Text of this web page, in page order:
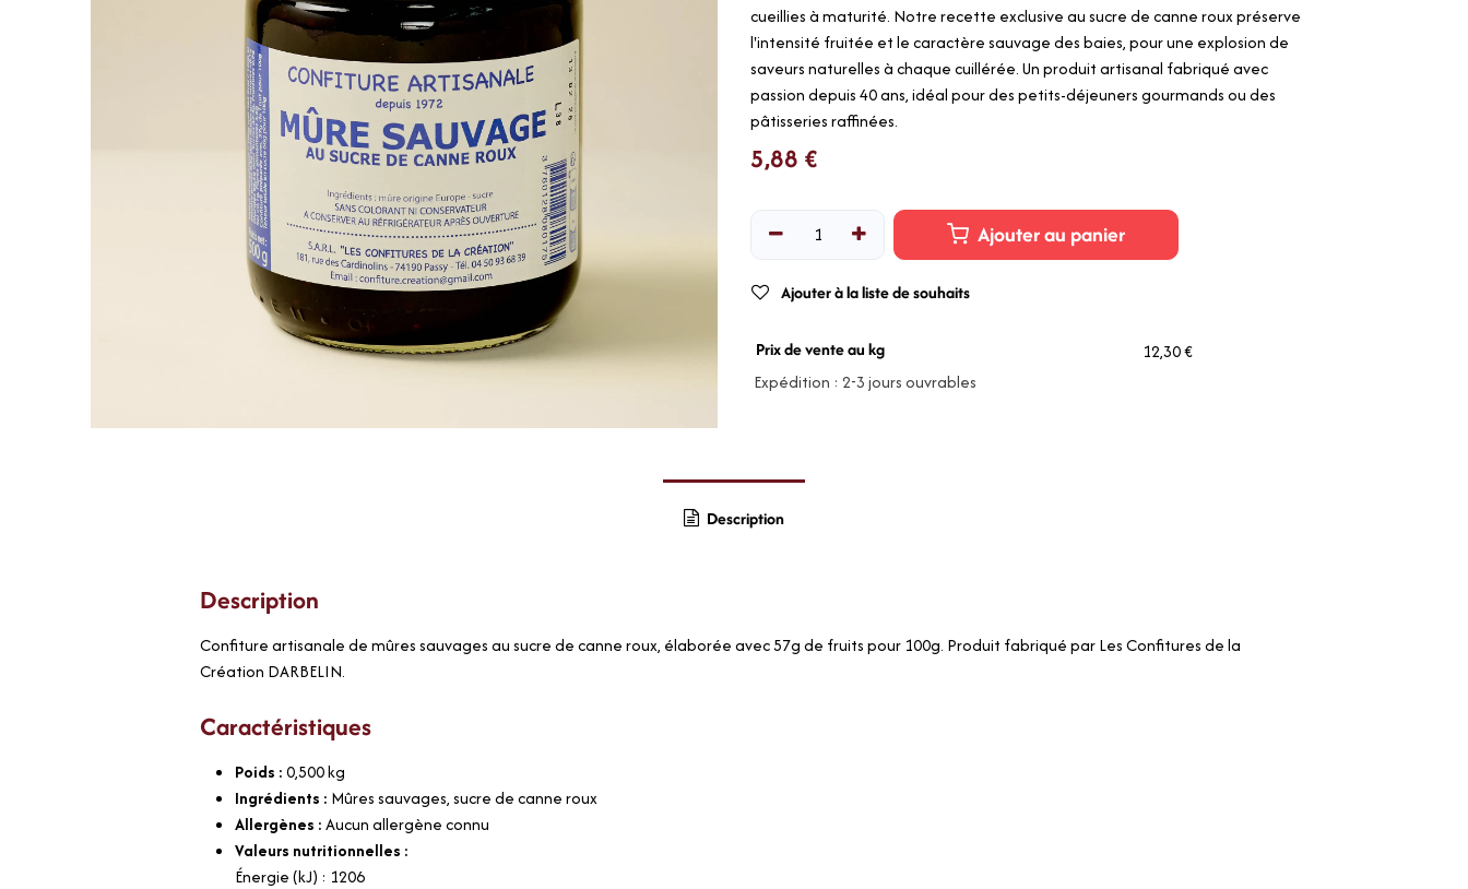
cueillies à maturité. Notre recette exclusive au sucre de canne roux préserve
l'intensité fruitée et le caractère sauvage des baies, pour une explosion de
saveurs naturelles à chaque cuillérée. Un produit artisanal fabriqué avec
passion depuis 40 ans, idéal pour des petits-déjeuners gourmands ou des
pâtisseries raffinées.
5,88 €
Ajouter au panier
Ajouter à la liste de souhaits
Prix de vente au kg
12,30 €
Expédition : 2-3 jours ouvrables
Description
Description
Confiture artisanale de mûres sauvages au sucre de canne roux, élaborée avec 57g de fruits pour 100g. Produit fabriqué par Les Confitures de la
Création DARBELIN.
Caractéristiques
Poids :0,500kg
Ingrédients : Mûres sauvages, sucre de canne roux
Allergènes :Aucun allergène connu
Valeurs nutritionnelles :
Énergie (kJ) : 1206